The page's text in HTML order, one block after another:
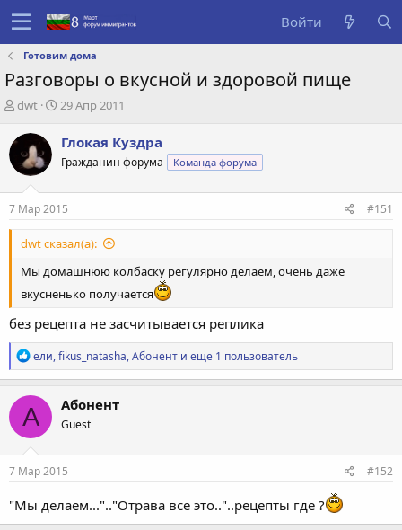
Войти
Готовим дома
Разговоры о вкусной и здоровой пище
А
т
о
р
е
м
dwt
Д
т
а
с
з
д
н
и
29 Апр 2011
Глокая Куздра
Гражданин форума Команда форума
7 Мар 2015 #151
dwt сказал(а):
Мы домашнюю колбаску регулярно делаем, очень даже
вкусненько получается
без рецепта не засчитывается реплика
Р
е
а
к
ц
и
и
:
ели,fikus_natasha,Абонент и еще 1 пользователь
А Абонент
Guest
7 Мар 2015 #152
"Мы делаем...".."Отрава все это.."..рецепты где ?